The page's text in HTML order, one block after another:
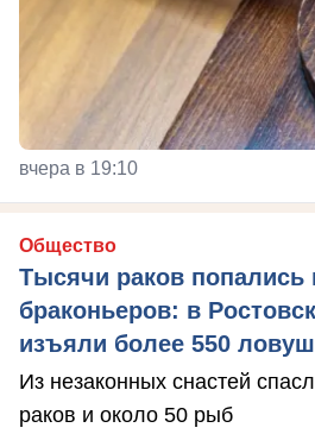
вчера в 19:10
Общество
Тысячи раков попались
браконьеров: в
изъяли более 550
Из незаконных снастей
раков и около 50 рыб